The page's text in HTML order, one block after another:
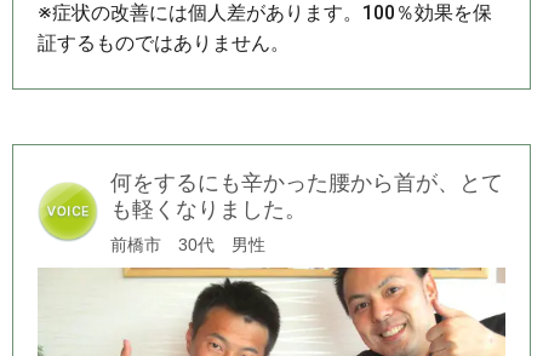
※症状の改善には個人差があります。100％効果を保
証するものではありません。
何をするにも辛かった腰から首が、とて
も軽くなりました。
前橋市 30代 男性